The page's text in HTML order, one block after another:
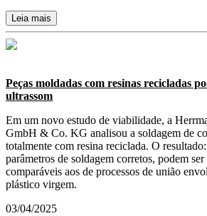
Leia mais
Peças moldadas com resinas recicladas
ultrassom
Em um novo estudo de viabilidade, a
GmbH & Co. KG analisou a soldagem de
totalmente com resina reciclada. O
parâmetros de soldagem corretos, podem
comparáveis aos de processos de união
plástico virgem.
03/04/2025